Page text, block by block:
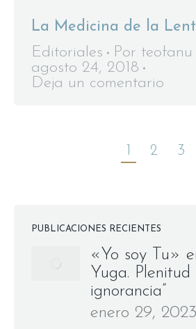
La Medicina de la
Editoriales
Por teofanu
agosto 24, 2018
Deja un comentario
1 2 3
PUBLICACIONES RECIENTES
«Yo soy Tu»
Yuga. Plenitud
ignorancia”
enero 29, 2023